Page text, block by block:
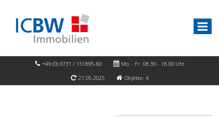
+49 (0) 0731 / 151895-60
Mo. - Fr. 08.30 - 18.00 Uhr
27.05.2025
Objekte: 4